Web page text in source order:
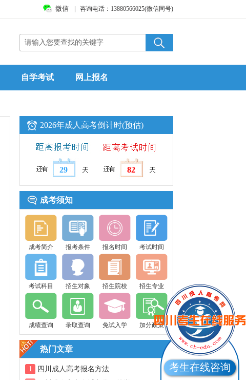
考生在线咨询
微信 | 咨询电话：13880566025(微信同号)
自学考试 网上报名
2026年成人高考倒计时(预估)
29 82
成考须知
成考简介 报考条件 报名时间 考试时间
考试科目 招生对象 招生院校 招生专业
成绩查询 录取查询 免试入学 加分政策
热门文章
1
四川成人高考报名方法